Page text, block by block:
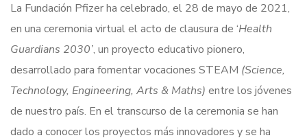
La Fundación Pfizer ha celebrado, el 28 de mayo de 2021,
en una ceremonia virtual el acto de clausura de ‘Health
Guardians 2030’, un proyecto educativo pionero,
desarrollado para fomentar vocaciones STEAM (Science,
Technology, Engineering, Arts & Maths) entre los jóvenes
de nuestro país. En el transcurso de la ceremonia se han
dado a conocer los proyectos más innovadores y se ha